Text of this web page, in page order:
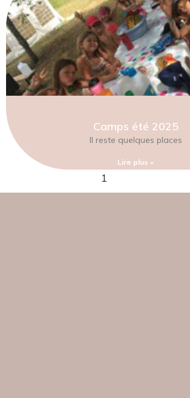
Camps été 2025
Il reste quelques places
Lire plus »
1